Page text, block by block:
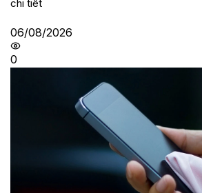
chi tiết
06/08/2026
0